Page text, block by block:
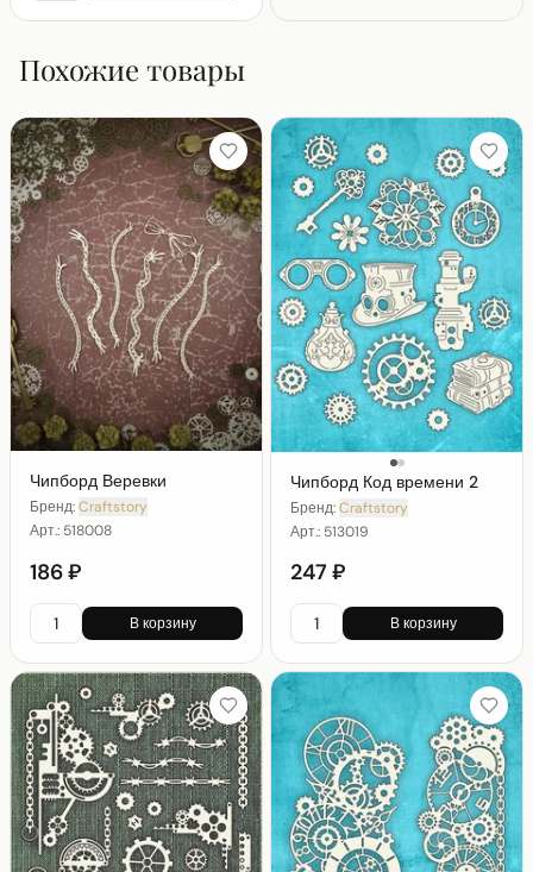
Похожие товары
Чипборд Веревки
Бренд:Craftstory
Арт.: 518008
186 ₽
В корзину
Чипборд Код времени 2
Бренд:Craftstory
Арт.: 513019
247 ₽
В корзину